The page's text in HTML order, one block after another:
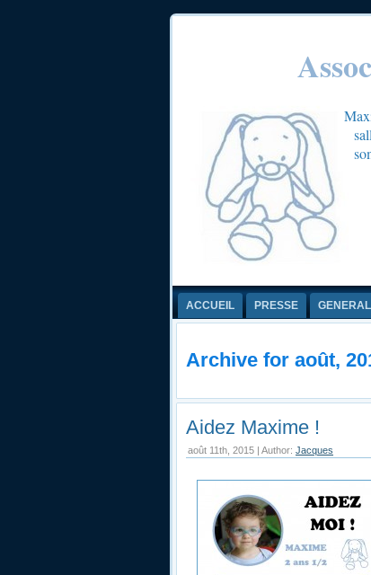
ACCUEIL PRESSE
Archive for août,
Aidez Maxime !
août 11th, 2015 | Author: Jacques